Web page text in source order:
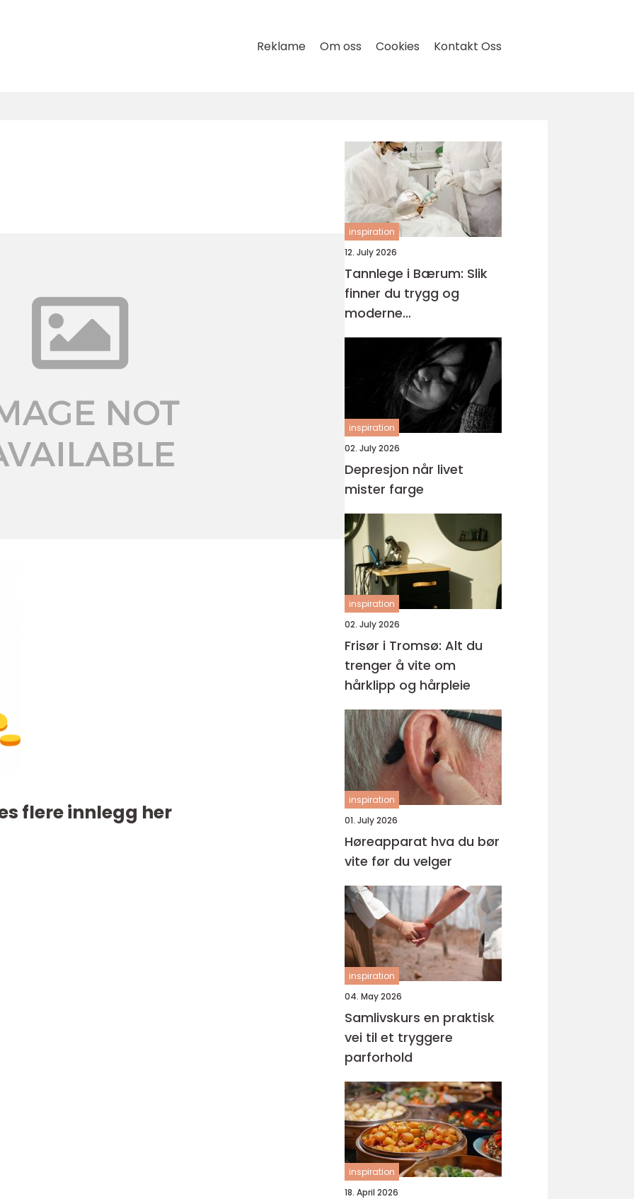
Reklame Om oss Cookies Kontakt Oss
flere innlegg her
inspiration
12. July 2026
Tannlege i Bærum: Slik
finner du trygg og
moderne
tannbehandling
inspiration
02. July 2026
Depresjon når livet
mister farge
inspiration
02. July 2026
Frisør i Tromsø: Alt du
trenger å vite om
hårklipp og hårpleie
inspiration
01. July 2026
Høreapparat hva du bør
vite før du velger
inspiration
04. May 2026
Samlivskurs en praktisk
vei til et tryggere
parforhold
inspiration
18. April 2026